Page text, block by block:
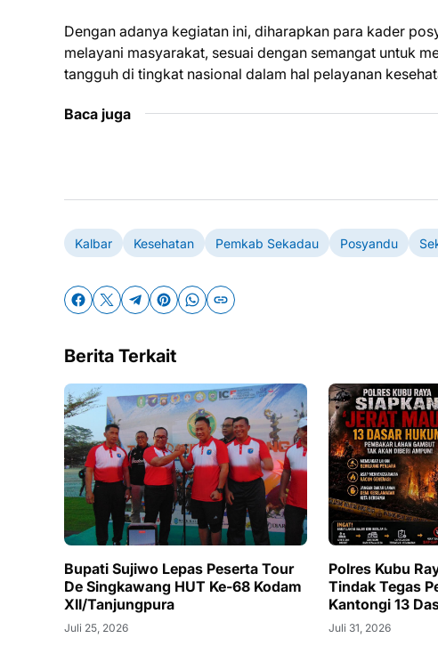
Dengan adanya kegiatan ini, diharapkan para kader
melayani masyarakat, sesuai dengan semangat untuk
tangguh di tingkat nasional dalam hal pelayanan
Baca juga
Kalbar Kesehatan Pemkab Sekadau Posyandu
Berita Terkait
Bupati Sujiwo Lepas Peserta Tour
De Singkawang HUT Ke-68 Kodam
XII/Tanjungpura
Juli 25, 2026
Polres Kubu
Tindak Tegas
Kantongi 13
Juli 31, 2026